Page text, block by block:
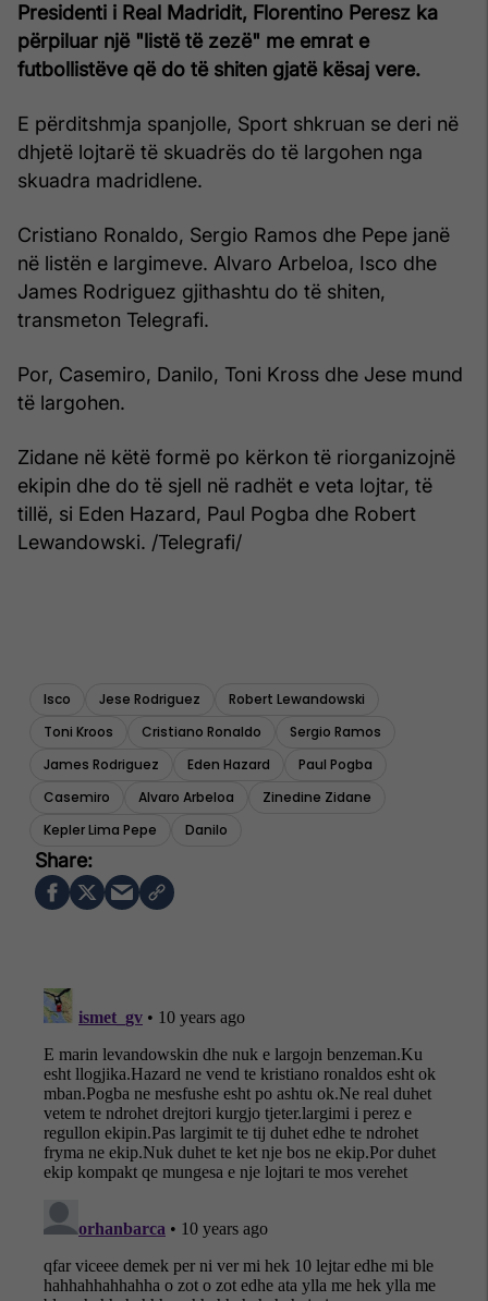
Presidenti i Real Madridit, Florentino Peresz ka
përpiluar një "listë të zezë" me emrat e
futbollistëve që do të shiten gjatë kësaj vere.
E përditshmja spanjolle, Sport shkruan se deri në
dhjetë lojtarë të skuadrës do të largohen nga
skuadra madridlene.
Cristiano Ronaldo, Sergio Ramos dhe Pepe janë
në listën e largimeve. Alvaro Arbeloa, Isco dhe
James Rodriguez gjithashtu do të shiten,
transmeton Telegrafi.
Por, Casemiro, Danilo, Toni Kross dhe Jese mund
të largohen.
Zidane në këtë formë po kërkon të riorganizojnë
ekipin dhe do të sjell në radhët e veta lojtar, të
tillë, si Eden Hazard, Paul Pogba dhe Robert
Lewandowski. /Telegrafi/
Isco Jese Rodriguez
Robert Lewandowski
Toni Kroos
Cristiano Ronaldo
Sergio Ramos
James Rodriguez
Eden Hazard
Paul Pogba
Casemiro
Alvaro Arbeloa
Zinedine Zidane
Kepler Lima Pepe
Danilo